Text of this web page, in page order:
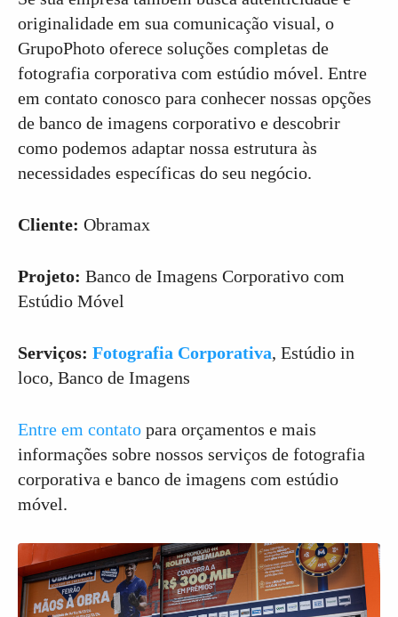
originalidade em sua comunicação visual, o
GrupoPhoto oferece soluções completas de
fotografia corporativa com estúdio móvel. Entre
em contato conosco para conhecer nossas opções
de banco de imagens corporativo e descobrir
como podemos adaptar nossa estrutura às
necessidades específicas do seu negócio.
Cliente: Obramax
Projeto: Banco de Imagens Corporativo com
Estúdio Móvel
Serviços: Fotografia Corporativa, Estúdio in
loco, Banco de Imagens
Entre em contato para orçamentos e mais
informações sobre nossos serviços de fotografia
corporativa e banco de imagens com estúdio
móvel.